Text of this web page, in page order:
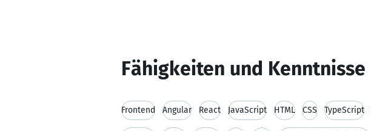
Fähigkeiten und Kenntnisse
Frontend Angular React JavaScript HTML CSS TypeScript